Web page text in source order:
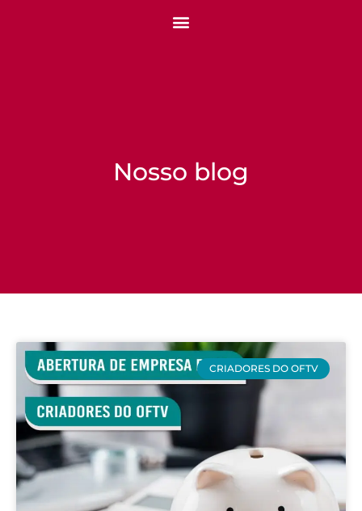
Nosso blog
CRIADORES DO OFTV